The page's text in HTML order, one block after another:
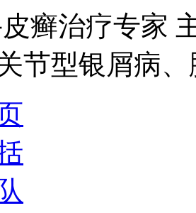
癣治疗专家
节型银屑病